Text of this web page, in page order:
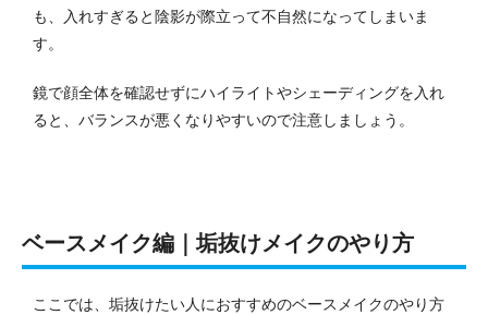
も、入れすぎると陰影が際立って不自然になってしまいま
す。
鏡で顔全体を確認せずにハイライトやシェーディングを入れ
ると、バランスが悪くなりやすいので注意しましょう。
ベースメイク編｜垢抜けメイクのやり方
ここでは、垢抜けたい人におすすめのベースメイクのやり方